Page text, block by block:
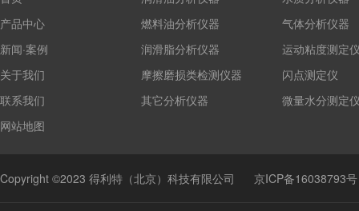
产品中心
新闻·案例
关于我们
联系我们
网站地图
燃料油分析仪器
润滑脂分析仪器
摩擦磨损类检测仪器
其它分析仪器
气体分析仪器
运动粘度测定
闪点测定仪
微量水分测定
Copyright ©2023 得利特（北京）科技有限公司 京ICP备16038793号